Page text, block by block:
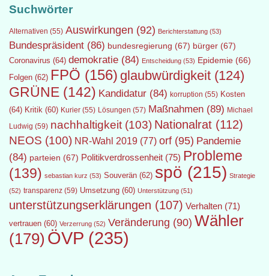
Suchwörter
Alternativen (55) Auswirkungen (92) Berichterstattung (53)
Bundespräsident (86) bundesregierung (67) bürger (67)
Coronavirus (64) demokratie (84) Entscheidung (53) Epidemie (66)
Folgen (62) FPÖ (156) glaubwürdigkeit (124)
GRÜNE (142) Kandidatur (84) korruption (55) Kosten
(64) Kritik (60) Kurier (55) Lösungen (57) Maßnahmen (89) Michael
Ludwig (59) nachhaltigkeit (103) Nationalrat (112)
NEOS (100) NR-Wahl 2019 (77) orf (95) Pandemie
(84) parteien (67) Politikverdrossenheit (75) Probleme
(139) sebastian kurz (53) Souverän (62) spö (215) Strategie
(52) transparenz (59) Umsetzung (60) Unterstützung (51)
unterstützungserklärungen (107) Verhalten (71)
vertrauen (60) Verzerrung (52) Veränderung (90) Wähler
(179) ÖVP (235)